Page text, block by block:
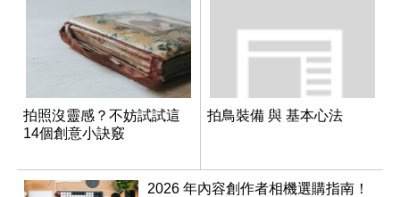
拍照沒靈感？不妨試試這
14個創意小訣竅
拍鳥裝備 與 基本心法
2026 年內容創作者相機選購指南！